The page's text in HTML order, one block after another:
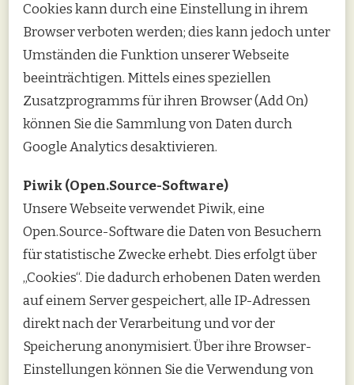
Cookies kann durch eine Einstellung in ihrem
Browser verboten werden; dies kann jedoch unter
Umständen die Funktion unserer Webseite
beeinträchtigen. Mittels eines speziellen
Zusatzprogramms für ihren Browser (Add On)
können Sie die Sammlung von Daten durch
Google Analytics desaktivieren.
Piwik (Open.Source-Software)
Unsere Webseite verwendet Piwik, eine
Open.Source-Software die Daten von Besuchern
für statistische Zwecke erhebt. Dies erfolgt über
„Cookies“. Die dadurch erhobenen Daten werden
auf einem Server gespeichert, alle IP-Adressen
direkt nach der Verarbeitung und vor der
Speicherung anonymisiert. Über ihre Browser-
Einstellungen können Sie die Verwendung von